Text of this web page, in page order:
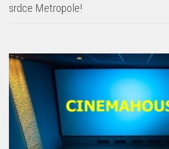
srdce Metropole!